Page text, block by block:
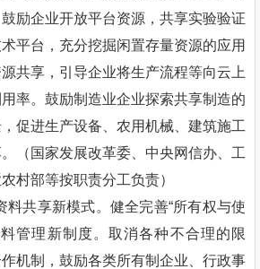
励企业开放平台资源，共享实验验证
平台，充分挖掘闲置存量资源的应用
共享，引导企业将生产流程等向云上
率。鼓励制造业企业探索共享制造的
促进生产设备、农用机械、建筑施工
（国家发展改革委、中央网信办、工
村部等按职责分工负责）
料共享新模式。健全完善“所有权与使
管理新制度。取消各种不合理的限
机制，鼓励各类所有制企业、行政事